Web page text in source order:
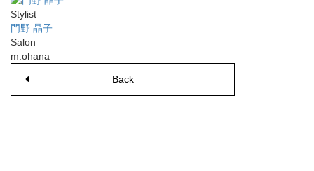
Stylist
門野 晶子
Salon
m.ohana
Back